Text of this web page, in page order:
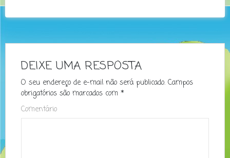
DEIXE UMA RESPOSTA
O seu endereço de e-mail não será publicado. Campos
obrigatórios são marcados com *
Comentário